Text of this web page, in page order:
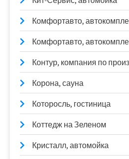
Комфортавто,
Комфортавто,
Контур, компания по
Корона, сауна
Которосль, гостиница
Коттедж на Зеленом
Кристалл, автомойка